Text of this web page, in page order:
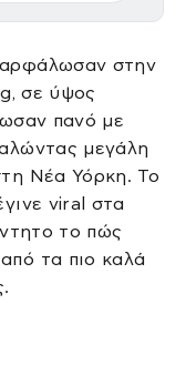
στην
σε ύψος
πανό με
μεγάλη
Νέα Υόρκη. Το
viral στα
το πώς
τα πιο καλά